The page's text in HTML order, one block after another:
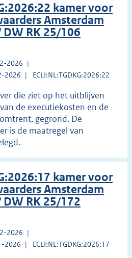
kamer voor
Amsterdam
RK 25/106
2026
2026
ECLI:NL:TGDKG:2026:22
die ziet op het uitblijven
de executiekosten en de
gegrond. De
is de maatregel van
kamer voor
Amsterdam
RK 25/172
2026
2026
ECLI:NL:TGDKG:2026:17